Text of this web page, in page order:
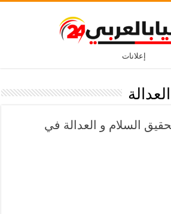
إعلانات
العدالة
السلام و العدالة في